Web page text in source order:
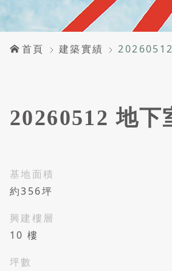
首頁 建築實績
20260512 地下
基地面積
約356坪
興建樓層
10 樓
坪數